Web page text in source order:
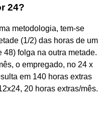
24?
metodologia, tem-se
(1/2) das horas de um
48) folga na outra metade.
o empregado, no 24 x
em 140 horas extras
20 horas extras/mês.